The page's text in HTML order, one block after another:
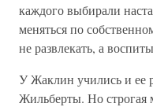
каждого выбирали
меняться по
не развлекать, а
У Жаклин учились и ее
Жильберты. Но строгая